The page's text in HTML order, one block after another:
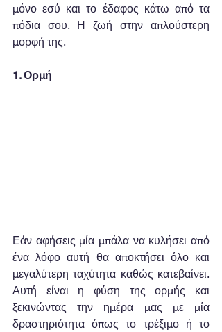
μόνο εσύ και το έδαφος κάτω από τα
πόδια σου. Η ζωή στην απλούστερη
μορφή της.
1. Ορμή
Εάν αφήσεις μία μπάλα να κυλήσει από
ένα λόφο αυτή θα αποκτήσει όλο και
μεγαλύτερη ταχύτητα καθώς κατεβαίνει.
Αυτή είναι η φύση της ορμής και
ξεκινώντας την ημέρα μας με μία
δραστηριότητα όπως το τρέξιμο ή το